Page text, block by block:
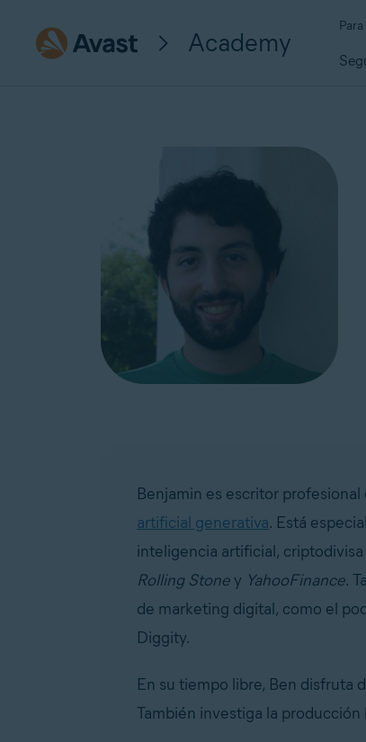
Academy
Benjamin es escritor
artificial generativa. Está
inteligencia artificial,
Rolling Stone y YahooFinance.
de marketing digital, como el
Diggity.
En su tiempo libre, Ben disfruta
También investiga la